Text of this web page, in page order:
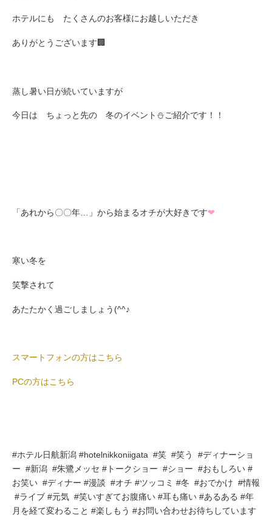
ホテルにも たくさんのお客様にお越しいただき
ありがとうございます🏢
蒸し暑い日が続いていますが
今日は ちょっと先の 冬のイベント⛄ご紹介です！！
「あれから〇〇年…」から始まるオチが大好きです❤
寒い冬を
笑撃されて
あたたかく過ごしましょう(^^♪
スマートフォンの方はこちら
PCの方はこちら
#ホテル日航新潟 #hotelnikkoniigata #笑 #笑う #ディナーショ
ー #新潟 #朱鷺メッセ #トークショー #ショー #おもしろい #
お笑い #ディナー #漫談 #オチ #ツッコミ #冬 #おでかけ #情報
#ライブ #元気 #笑いすぎてお腹痛い #耳も痛い #あるある #年
月を経て変わること #楽しもう #お問い合わせお待ちしています